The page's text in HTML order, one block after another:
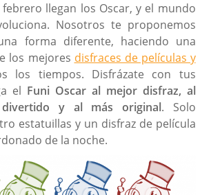
llegan los Oscar, y el mundo
Nosotros te proponemos
forma diferente, haciendo una
los mejores disfraces de películas y
los tiempos. Disfrázate con tus
el Funi Oscar al mejor disfraz, al
y al más original. Solo
estatuillas y un disfraz de película
de la noche.